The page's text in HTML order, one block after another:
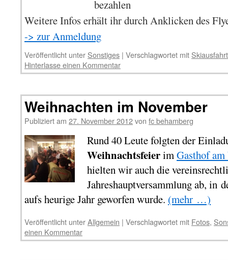
bezahlen
Weitere Infos erhält ihr durch Anklicken des
-> zur Anmeldung
Veröffentlicht unter Sonstiges | Verschlagwortet mit Skiausfahrt
Hinterlasse einen Kommentar
Weihnachten im November
Publiziert am 27. November 2012von fc behamberg
Rund 40 Leute folgten der
WeihnachtsfeierimGasthof
hielten wir auch die
Jahreshauptversammlung ab, in
aufs heurige Jahr geworfen wurde. (mehr …)
Veröffentlicht unterAllgemein | Verschlagwortet mit Fotos,
einen Kommentar